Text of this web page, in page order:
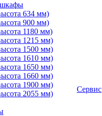
634 мм)
900 мм)
1180 мм)
1215 мм)
1500 мм)
1610 мм)
1650 мм)
1660 мм)
1900 мм)
2055 мм)
Сервис